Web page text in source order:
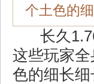
个土色的
长久
这些玩家
色的细长